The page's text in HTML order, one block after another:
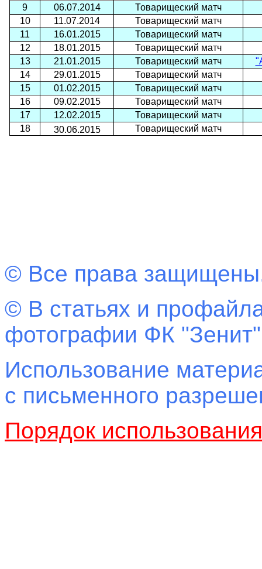
9
06.07.2014
Товарищеский матч
10
11.07.2014
Товарищеский матч
11
16.01.2015
Товарищеский матч
12
18.01.2015
Товарищеский матч
13
21.01.2015 Товарищеский матч
14
29.01.2015
Товарищеский матч
15
01.02.2015
Товарищеский матч
16
09.02.2015
Товарищеский матч
17
12.02.2015
Товарищеский матч
18
30.06.2015 Товарищеский матч
© Все права
© В статьях и
фотографии ФК
Использование
с письменного
Порядок